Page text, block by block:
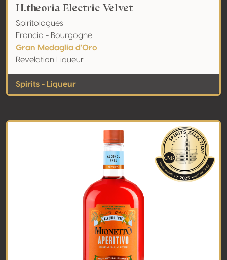
H.theoria Electric Velvet
Spiritologues
Francia - Bourgogne
Gran Medaglia d'Oro
Revelation Liqueur
Spirits - Liqueur